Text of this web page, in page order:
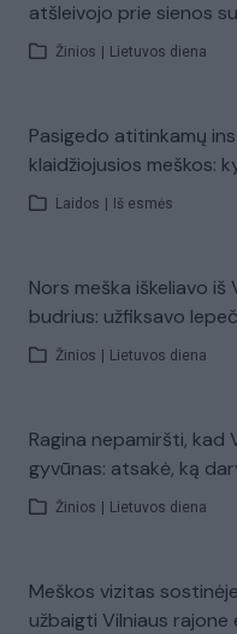
atšleivojo prie sienos
Žinios Lietuvos diena
Pasigedo atitinkamų
klaidžiojusios meškos:
Laidos Iš esmės
Nors meška iškeliavo
budrius: užfiksavo
Žinios Lietuvos diena
Ragina nepamiršti, kad
gyvūnas: atsakė, ką
Žinios Lietuvos diena
Meškos vizitas
užbaigti Vilniaus rajone